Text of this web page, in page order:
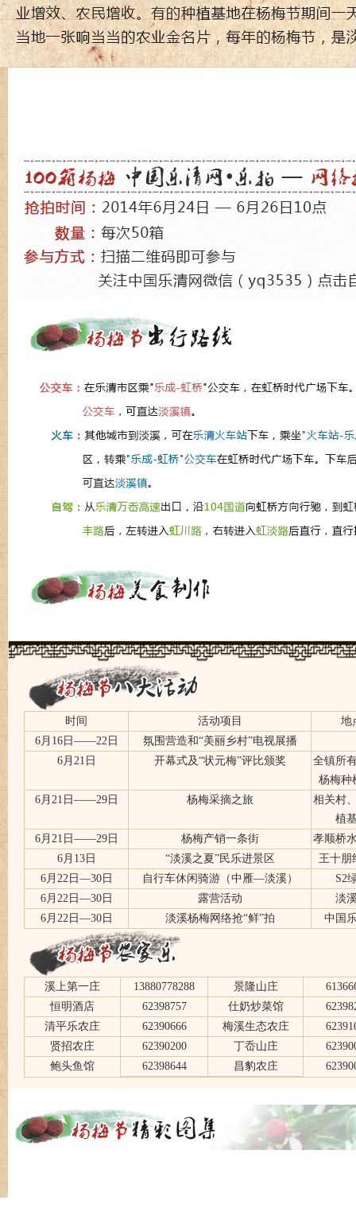
时间 活动项目
地
6月16日——22日
氛围营造和“美丽乡村”电视展播
6月21日
开幕式及“状元梅”评比颁奖
全镇所
杨梅种
6月21日——29日
杨梅采摘之旅
相关村
植
6月21日——29日
杨梅产销一条街
孝顺桥
6月13日
“淡溪之夏”民乐进景区
王十朋
6月22日—30日
自行车休闲骑游（中雁—淡溪）
S2
6月22日—30日
露营活动
淡
6月22日—30日
淡溪杨梅网络抢“鲜”拍 中国
溪上第一庄 13880778288 景隆山庄
恒明酒店
62398757 仕奶炒菜馆
清平乐农庄
62390666 梅溪生态农庄
贤招农庄
62390200 丁岙山庄
鲍头鱼馆
62398644 昌豹农庄